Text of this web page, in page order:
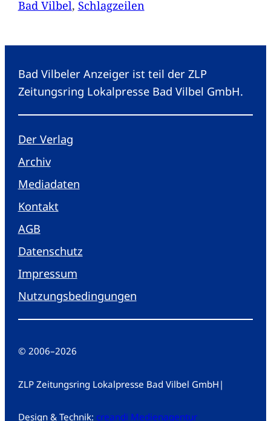
Bad Vilbel, Schlagzeilen
Bad Vilbeler Anzeiger ist teil der ZLP
Zeitungsring Lokalpresse Bad Vilbel GmbH.
Der Verlag
Archiv
Mediadaten
Kontakt
AGB
Datenschutz
Impressum
Nutzungsbedingungen
© 2006–2026
ZLP Zeitungsring Lokalpresse Bad Vilbel GmbH |
Design & Technik: creandi Medienagentur